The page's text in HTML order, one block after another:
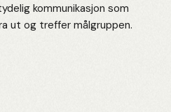
kommunikasjon som
ut og treffer målgruppen.